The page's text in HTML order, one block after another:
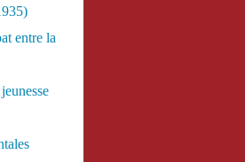
entre la